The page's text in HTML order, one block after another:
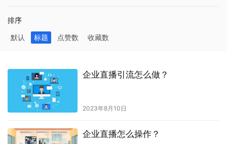
排序
默认
标题 点赞数 收藏数
企业直播引流怎么做？
2023年8月10日
企业直播怎么操作？